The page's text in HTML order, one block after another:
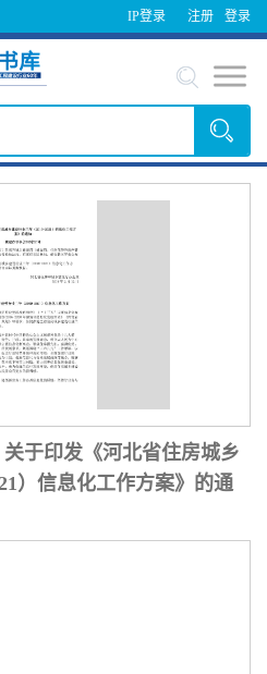
IP登录 登录
注册
于印发《河北省住房城乡
）信息化工作方案》的通